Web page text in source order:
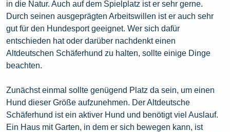
in die Natur. Auch auf dem Spielplatz ist er sehr gerne.
Durch seinen ausgeprägten Arbeitswillen ist er auch sehr
gut für den Hundesport geeignet. Wer sich dafür
entschieden hat oder darüber nachdenkt einen
Altdeutschen Schäferhund zu halten, sollte einige Dinge
beachten.
Zunächst einmal sollte genügend Platz da sein, um einen
Hund dieser Größe aufzunehmen. Der Altdeutsche
Schäferhund ist ein aktiver Hund und benötigt viel Auslauf.
Ein Haus mit Garten, in dem er sich bewegen kann, ist